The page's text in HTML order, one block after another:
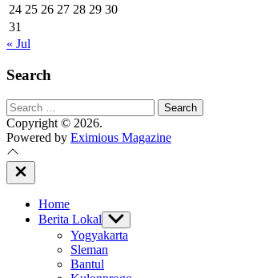
24 25 26 27 28 29 30
31
« Jul
Search
Search
for:
Copyright © 2026.
Powered by Eximious Magazine
Close
Off
Home
Berita Lokal Show
sub
menu
Yogyakarta
Sleman
Bantul